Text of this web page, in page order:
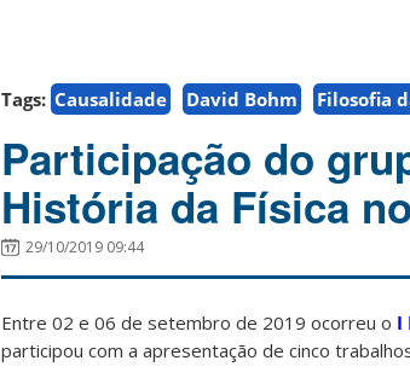
Tags: Causalidade David Bohm Filosofia
Participação do
História da Física
29/10/2019 09:44
Entre 02 e 06 de setembro de 2019 ocorreu o I
participou com a apresentação de cinco